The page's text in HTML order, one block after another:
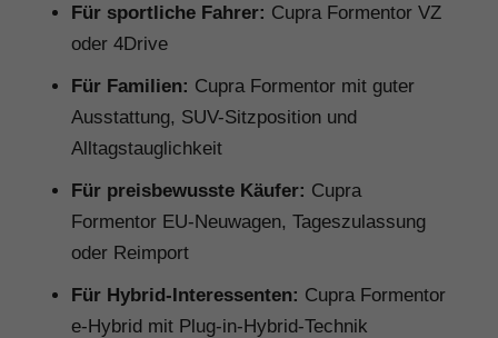
Für sportliche Fahrer: Cupra Formentor VZ
oder 4Drive
Für Familien: Cupra Formentor mit guter
Ausstattung, SUV-Sitzposition und
Alltagstauglichkeit
Für preisbewusste Käufer: Cupra
Formentor EU-Neuwagen, Tageszulassung
oder Reimport
Für Hybrid-Interessenten: Cupra Formentor
e-Hybrid mit Plug-in-Hybrid-Technik